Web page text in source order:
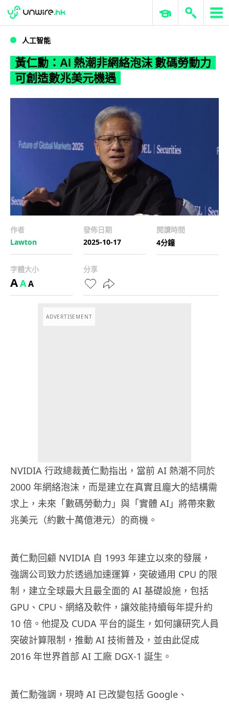
WWDC 2026 ERP 與商業 AI
人工智能
黃仁勳：AI 熱潮非網絡泡沫 數碼勞動力
可創造數兆美元機遇
作者
Lawton
發佈日期
2025-10-17
閱讀時間
4分鐘
字體大小
AAA
分享
ADVERTISEMENT
NVIDIA 行政總裁黃仁勳指出，當前 AI 熱潮不同於
2000 年網絡泡沫，而是建立在真實且龐大的結構需
求上，未來「數碼勞動力」與「實體 AI」將帶來數
兆美元（約數十萬億港元）的商機。
黃仁勳回顧 NVIDIA 自 1993 年建立以來的發展，
強調公司致力於透過加速運算，突破通用 CPU 的限
制，建立全球最大且最全面的 AI 基礎設施，包括
GPU、CPU、網絡及軟件，讓效能持續每年提升約
10 倍。他提及 CUDA 平台的誕生，如何讓研究人員
突破計算限制，推動 AI 技術普及，並由此促成
2016 年世界首部 AI 工廠 DGX-1 誕生。
黃仁勳強調，現時 AI 已改變包括 Google、